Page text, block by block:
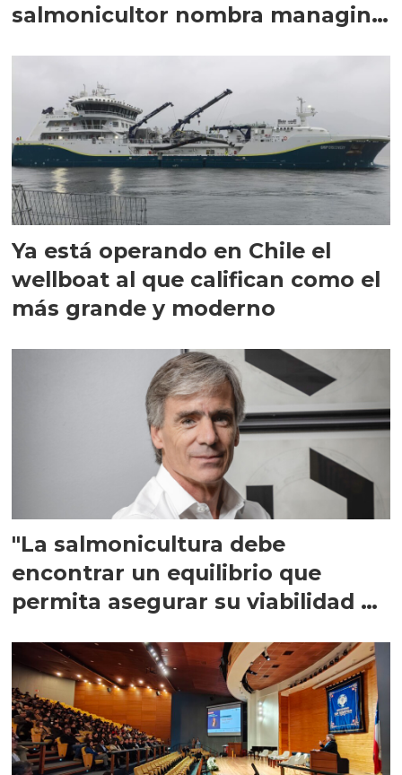
salmonicultor nombra managing
Ya está operando en Chile el
wellboat al que califican como el
más grande y moderno
"La salmonicultura debe
encontrar un equilibrio que
permita asegurar su viabilidad de